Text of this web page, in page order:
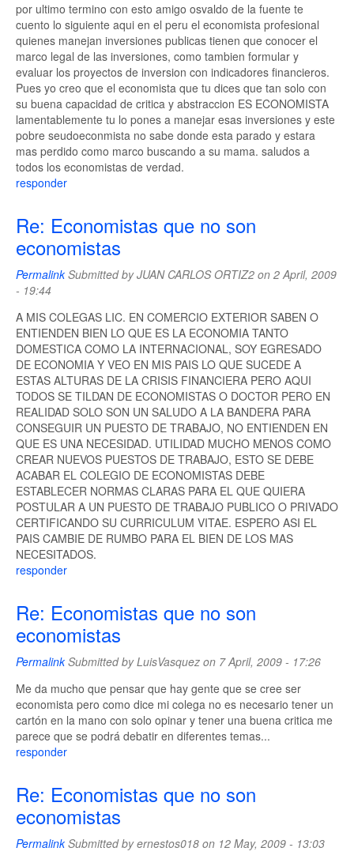
por ultimo termino con esto amigo osvaldo de la fuente te
cuento lo siguiente aqui en el peru el economista profesional
quienes manejan inversiones publicas tienen que conocer el
marco legal de las inversiones, como tambien formular y
evaluar los proyectos de inversion con indicadores financieros.
Pues yo creo que el economista que tu dices que tan solo con
su buena capacidad de critica y abstraccion ES ECONOMISTA
lamentablemente tu lo pones a manejar esas inversiones y este
pobre seudoeconmista no sabe donde esta parado y estara
mas perdido como marco buscando a su mama. saludos a
todos los economistas de verdad.
responder
Re: Economistas que no son
economistas
PermalinkSubmitted byJUAN CARLOS ORTIZ2 on 2 April, 2009
- 19:44
A MIS COLEGAS LIC. EN COMERCIO EXTERIOR SABEN O
ENTIENDEN BIEN LO QUE ES LA ECONOMIA TANTO
DOMESTICA COMO LA INTERNACIONAL, SOY EGRESADO
DE ECONOMIA Y VEO EN MIS PAIS LO QUE SUCEDE A
ESTAS ALTURAS DE LA CRISIS FINANCIERA PERO AQUI
TODOS SE TILDAN DE ECONOMISTAS O DOCTOR PERO EN
REALIDAD SOLO SON UN SALUDO A LA BANDERA PARA
CONSEGUIR UN PUESTO DE TRABAJO, NO ENTIENDEN EN
QUE ES UNA NECESIDAD. UTILIDAD MUCHO MENOS COMO
CREAR NUEVOS PUESTOS DE TRABAJO, ESTO SE DEBE
ACABAR EL COLEGIO DE ECONOMISTAS DEBE
ESTABLECER NORMAS CLARAS PARA EL QUE QUIERA
POSTULAR A UN PUESTO DE TRABAJO PUBLICO O PRIVADO
CERTIFICANDO SU CURRICULUM VITAE. ESPERO ASI EL
PAIS CAMBIE DE RUMBO PARA EL BIEN DE LOS MAS
NECESITADOS.
responder
Re: Economistas que no son
economistas
PermalinkSubmitted byLuisVasquez on 7 April, 2009 - 17:26
Me da mucho que pensar que hay gente que se cree ser
economista pero como dice mi colega no es necesario tener un
cartón en la mano con solo opinar y tener una buena critica me
parece que se podrá debatir en diferentes temas...
responder
Re: Economistas que no son
economistas
PermalinkSubmitted byernestos018 on 12 May, 2009 - 13:03